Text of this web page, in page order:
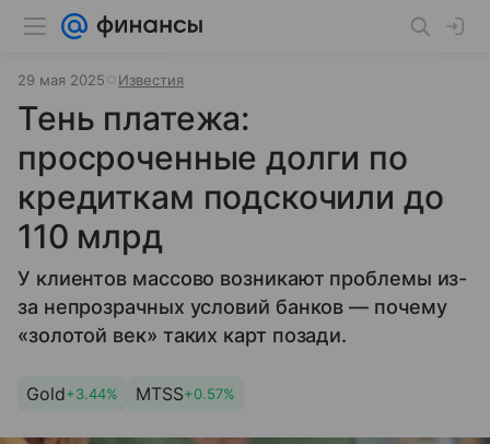
29 мая 2025 Известия
Тень платежа:
просроченные долги по
кредиткам подскочили до
110 млрд
У клиентов массово возникают проблемы из-
за непрозрачных условий банков — почему
«золотой век» таких карт позади.
Gold+3.44% MTSS+0.57%